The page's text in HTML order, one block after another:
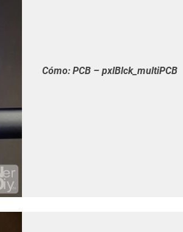
Cómo: PCB – pxlBlck_multiPCB